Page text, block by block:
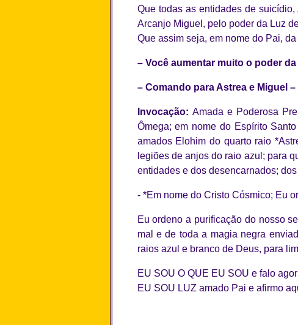
Que todas as entidades de
Arcanjo Miguel, pelo poder da Luz
Que assim seja, em nome do Pai,
– Você aumentar muito o poder
– Comando para Astrea e Miguel –
Invocação: Amada e Poderosa
Ômega; em nome do Espírito
amados Elohim do quarto raio
legiões de anjos do raio azul; para
entidades e dos desencarnados;
- *Em nome do Cristo Cósmico; Eu
Eu ordeno a purificação do nosso
mal e de toda a magia negra
raios azul e branco de Deus, para
EU SOU O QUE EU SOU e falo
EU SOU LUZ amado Pai e afirmo